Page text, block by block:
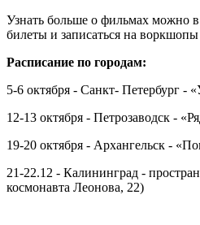
Узнать больше о фильмах можно в
билеты и записаться на
Расписание по городам:
5-6 октября - Санкт- Петербург -
12-13 октября - Петрозаводск -
19-20 октября - Архангельск -
21-22.12 - Калининград -
космонавта Леонова, 22)